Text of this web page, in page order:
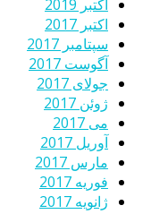
اکتبر 2019
اکتبر 2017
سپتامبر 2017
آگوست 2017
جولای 2017
ژوئن 2017
می 2017
آوریل 2017
مارس 2017
فوریه 2017
ژانویه 2017